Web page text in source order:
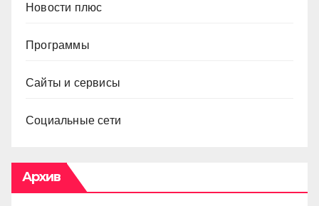
Новости плюс
Программы
Сайты и сервисы
Социальные сети
Архив